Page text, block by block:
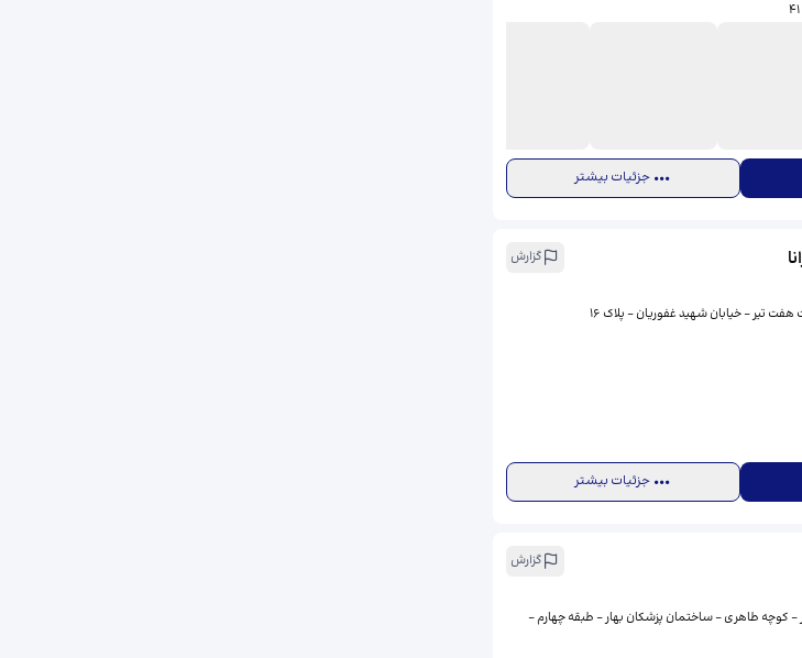
جزئیات بیشتر
گزارش
تیر – خیابان شهید غفوریان – پلاک ۱۶
جزئیات بیشتر
گزارش
– کوچه طاهری – ساختمان پزشکان بهار – طبقه چهارم –